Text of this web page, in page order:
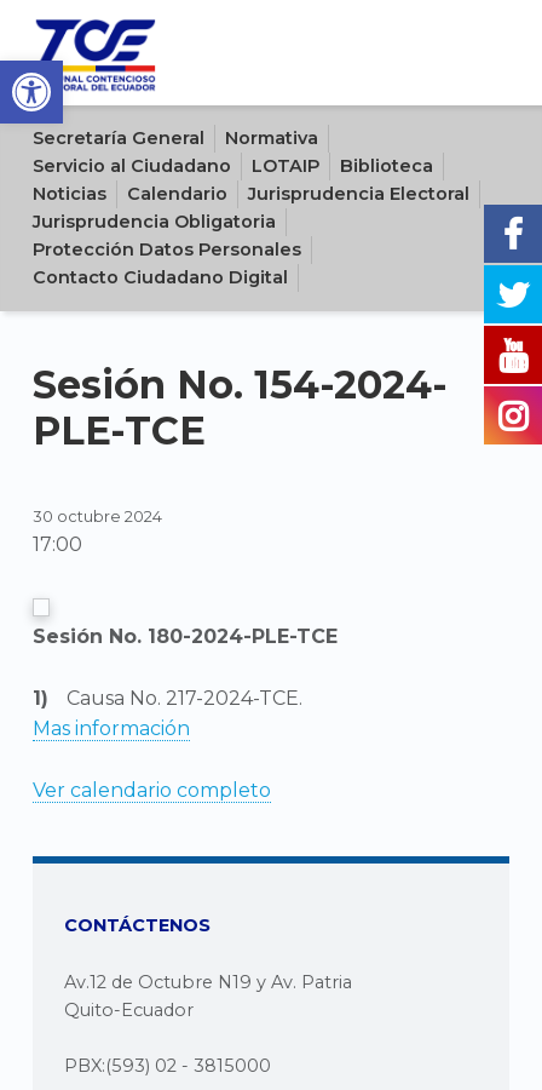
Open toolbar
Sitio oficial del Tribunal Contencioso Electoral del Ecuador
Secretaría General
Normativa
Servicio al Ciudadano
LOTAIP
Biblioteca
Noticias
Calendario
Jurisprudencia Electoral
Jurisprudencia Obligatoria
Protección Datos Personales
Contacto Ciudadano Digital
Sesión No. 154-2024-
PLE-TCE
30 octubre 2024
17:00
Sesión No. 180-2024-PLE-TCE
Causa No. 217-2024-TCE.
Mas información
Ver calendario completo
CONTÁCTENOS
Av.12 de Octubre N19 y Av. Patria
Quito-Ecuador
PBX:(593) 02 - 3815000